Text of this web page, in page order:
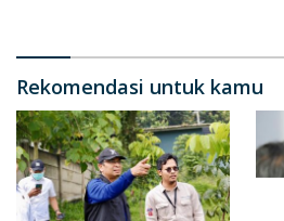
Rekomendasi untuk kamu